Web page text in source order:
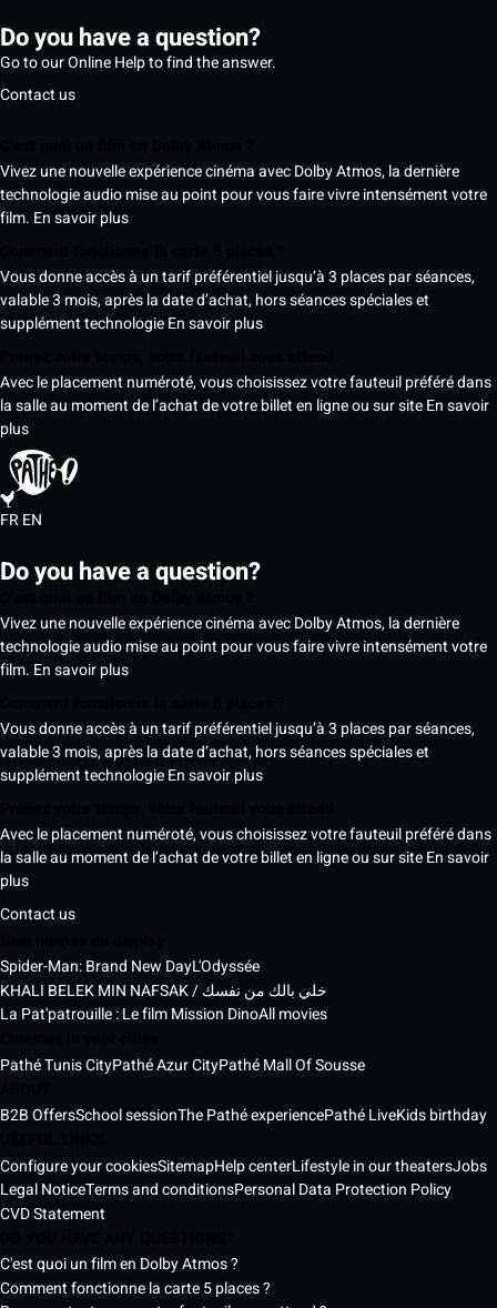
Do you have a question?
Go to our Online Help to find the answer.
Contact us
Vivez une nouvelle expérience cinéma avec Dolby Atmos, la dernière
technologie audio mise au point pour vous faire vivre intensément votre
film. En savoir plus
Vous donne accès à un tarif préférentiel jusqu’à 3 places par séances,
valable 3 mois, après la date d’achat, hors séances spéciales et
supplément technologieEn savoir plus
Avec le placement numéroté, vous choisissez votre fauteuil préféré dans
la salle au moment de l’achat de votre billet en ligne ou sur siteEn savoir
plus
FREN
Do you have a question?
Vivez une nouvelle expérience cinéma avec Dolby Atmos, la dernière
technologie audio mise au point pour vous faire vivre intensément votre
film. En savoir plus
Vous donne accès à un tarif préférentiel jusqu’à 3 places par séances,
valable 3 mois, après la date d’achat, hors séances spéciales et
supplément technologieEn savoir plus
Avec le placement numéroté, vous choisissez votre fauteuil préféré dans
la salle au moment de l’achat de votre billet en ligne ou sur siteEn savoir
plus
Contact us
Spider-Man: Brand New DayL'Odyssée
KHALI BELEK MIN NAFSAK / خلي بالك من نفسك
La Pat'patrouille : Le film Mission DinoAll movies
Pathé Tunis CityPathé Azur CityPathé Mall Of Sousse
B2B OffersSchool sessionThe Pathé experiencePathé LiveKids birthday
Configure your cookiesSitemapHelp centerLifestyle in our theatersJobs
Legal NoticeTerms and conditionsPersonal Data Protection Policy
CVD Statement
C'est quoi un film en Dolby Atmos ?
Comment fonctionne la carte 5 places ?